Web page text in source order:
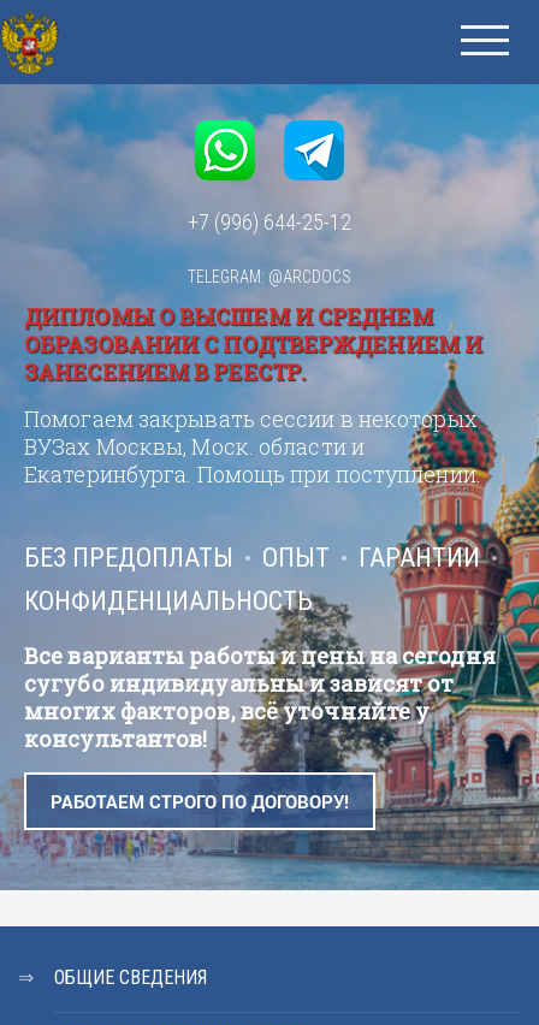
+7 (996) 644-25-12
TELEGRAM: @ARCDOCS
ДИПЛОМЫ О ВЫСШЕМ И СРЕДНЕМ
ОБРАЗОВАНИИ С ПОДТВЕРЖДЕНИЕМ И
ЗАНЕСЕНИЕМ В РЕЕСТР.
Помогаем закрывать сессии в некоторых
ВУЗах Москвы, Моск. области и
Екатеринбурга. Помощь при поступлении.
БЕЗ ПРЕДОПЛАТЫ ОПЫТ
ГАРАНТИИ
КОНФИДЕНЦИАЛЬНОСТЬ
Все варианты работы и цены на сегодня
сугубо индивидуальны и зависят от
многих факторов, всё уточняйте у
консультантов!
РАБОТАЕМ СТРОГО ПО ДОГОВОРУ!
ОБЩИЕ СВЕДЕНИЯ